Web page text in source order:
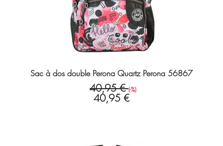
Sac à dos double Perona Quartz Perona 56867
40,95 €(-%)
40,95 €